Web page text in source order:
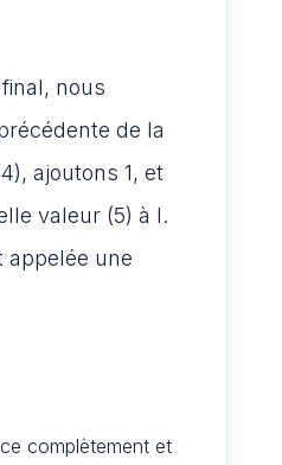
nous
de la
ajoutons 1, et
valeur (5) à I.
appelée une
complètement et